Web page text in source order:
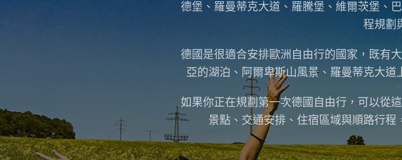
德堡、羅曼蒂克大道、羅騰堡、維爾茨堡、
程規劃
德國是很適合安排歐洲自由行的國家，既有
亞的湖泊、阿爾卑斯山風景、羅曼蒂克大
如果你正在規劃第一次德國自由行，可以從
景點、交通安排、住宿區域與順路行程